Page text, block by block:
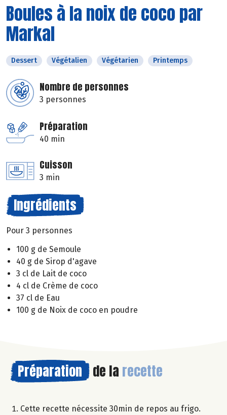
Boules à la noix de coco par
Markal
Dessert Végétalien Végétarien Printemps
Nombre de personnes
3 personnes
Préparation
40 min
Cuisson
3 min
Ingrédients
Pour 3 personnes
100 g de Semoule
40 g de Sirop d'agave
3 cl de Lait de coco
4 cl de Crème de coco
37 cl de Eau
100 g de Noix de coco en poudre
Préparation de la recette
Cette recette nécessite 30min de repos au frigo.